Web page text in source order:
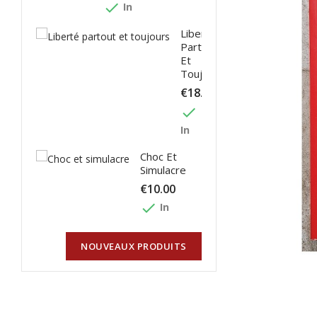
done In
Liberté
Partout
Et
Toujours
€18.00
done
In
Choc Et
Simulacre
€10.00
done In
NOUVEAUX PRODUITS